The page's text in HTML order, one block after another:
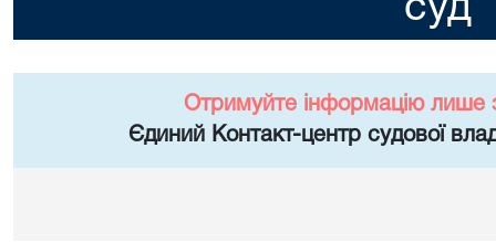
суд
Отримуйте інформацію лише
Єдиний Контакт-центр судової